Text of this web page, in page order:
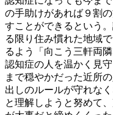
の手助けがあれば９割
すことができるという
る限り住み慣れた地域
るよう「向こう三軒両
認知症の人を温かく見
まで穏やかだった近所
出しのルールが守れな
と理解しようと努めて